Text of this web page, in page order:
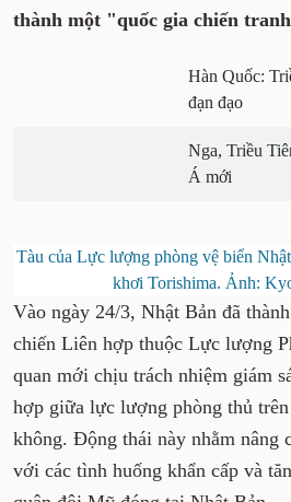
thành một "quốc gia chiến
Hàn Quốc:
đạn đạo
Nga, Triều
Á mới
Tàu của Lực lượng phòng vệ biển
khơi Torishima. Ảnh:
Vào ngày 24/3, Nhật Bản đã
chiến Liên hợp thuộc Lực lượng
quan mới chịu trách nhiệm giám
hợp giữa lực lượng phòng thủ
không. Động thái này nhằm nâng
với các tình huống khẩn cấp và